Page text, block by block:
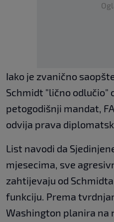
Iako je zvanično
Schmidt "lično odlučio"
petogodišnji mandat,
odvija prava
List navodi da
mjesecima, sve
zahtijevaju od
funkciju. Prema
Washington planira na